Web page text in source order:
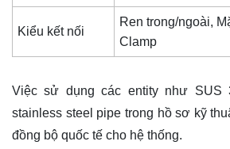
Kiểu kết nối
Ren trong/ngoài,
Clamp
Việc sử dụng các entity như SUS
stainless steel pipe trong hồ sơ kỹ
đồng bộ quốc tế cho hệ thống.